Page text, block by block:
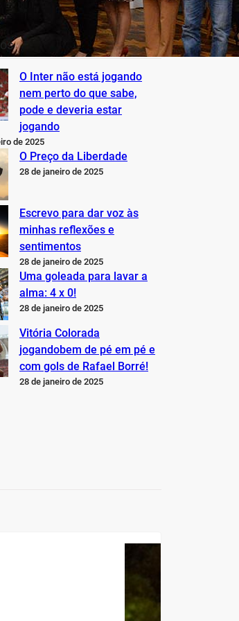
O Inter não está jogando
nem perto do que sabe,
pode e deveria estar
jogando
de 2025
O Preço da Liberdade
28 de janeiro de 2025
Escrevo para dar voz às
minhas reflexões e
sentimentos
28 de janeiro de 2025
Uma goleada para lavar a
alma: 4 x 0!
28 de janeiro de 2025
Vitória Colorada
jogandobem de pé em pé e
com gols de Rafael Borré!
28 de janeiro de 2025